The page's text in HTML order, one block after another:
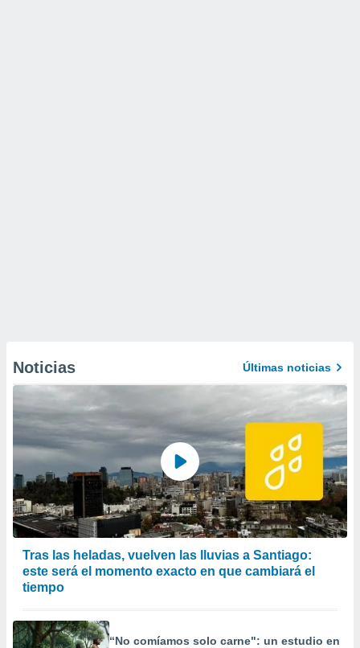
Noticias Últimas noticias
Tras las heladas, vuelven las lluvias a Santiago:
este será el momento exacto en que cambiará el
tiempo
“No comíamos solo carne": un estudio en